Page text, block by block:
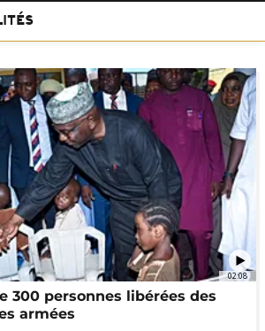
02:08
300 personnes libérées des
armées